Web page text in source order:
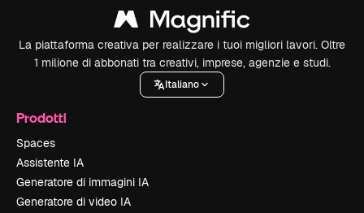
La piattaforma creativa per realizzare i tuoi migliori lavori. Oltre
1 milione di abbonati tra creativi, imprese, agenzie e studi.
Italiano
Prodotti
Spaces
Assistente IA
Generatore di immagini IA
Generatore di video IA